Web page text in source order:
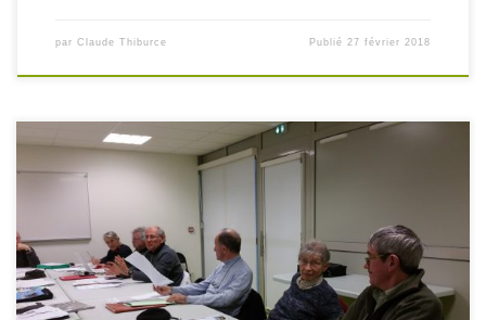
par Claude Thiburce Publié 27 février 2018
L’ Assemblée Générale 2018 a eu lieu au Lycée Savary de Mauléon
le 03 février 2018. Il a été procédé au renouvellement du Conseil
d’Administration. Des 4 membres sortants (A. Le Gal, […]